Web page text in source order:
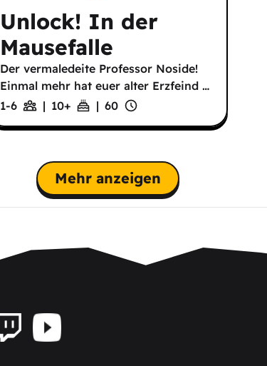
Unlock! In der
Mausefalle
Der vermaledeite Professor Noside!
Einmal mehr hat euer alter Erzfeind …
1-6
| 10+ | 60
Mehr anzeigen